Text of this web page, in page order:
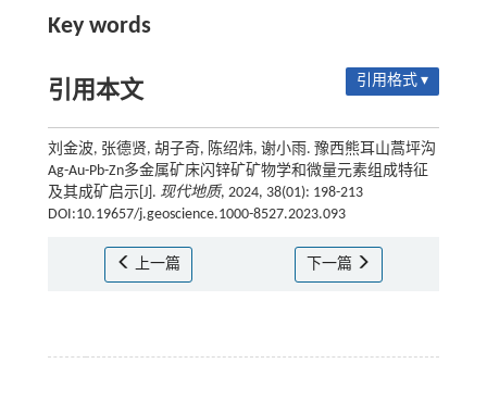
Key words
引用本文 引用格式 ▾
刘金波, 张德贤, 胡子奇, 陈绍炜, 谢小雨. 豫西熊耳山蒿坪沟
Ag-Au-Pb-Zn多金属矿床闪锌矿矿物学和微量元素组成特征
及其成矿启示[J]. 现代地质, 2024, 38(01): 198-213
DOI:10.19657/j.geoscience.1000-8527.2023.093
上一篇 下一篇